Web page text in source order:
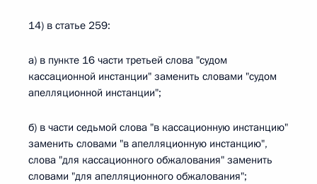
14) в статье 259:
а) в пункте 16 части третьей слова "судом
кассационной инстанции" заменить словами "судом
апелляционной инстанции";
б) в части седьмой слова "в кассационную инстанцию"
заменить словами "в апелляционную инстанцию",
слова "для кассационного обжалования" заменить
словами "для апелляционного обжалования";